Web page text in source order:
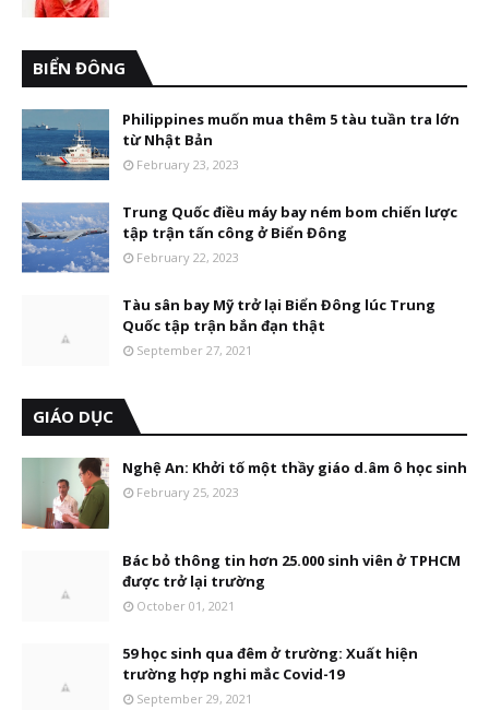
BIỂN ĐÔNG
Philippines muốn mua thêm 5 tàu tuần tra lớn
từ Nhật Bản
February 23, 2023
Trung Quốc điều máy bay ném bom chiến lược
tập trận tấn công ở Biển Đông
February 22, 2023
Tàu sân bay Mỹ trở lại Biển Đông lúc Trung
Quốc tập trận bắn đạn thật
September 27, 2021
GIÁO DỤC
Nghệ An: Khởi tố một thầy giáo d.âm ô học sinh
February 25, 2023
Bác bỏ thông tin hơn 25.000 sinh viên ở TPHCM
được trở lại trường
October 01, 2021
59 học sinh qua đêm ở trường: Xuất hiện
trường hợp nghi mắc Covid-19
September 29, 2021